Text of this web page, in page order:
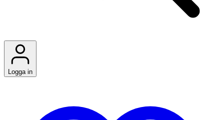
Logga in